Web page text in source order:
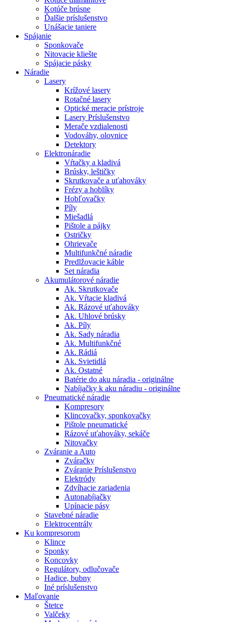
Kotúče brúsne
Ďalšie príslušenstvo
Unášacie taniere
Spájanie
Sponkovače
Nitovacie kliešte
Spájacie pásky
Náradie
Lasery
Krížové lasery
Rotačné lasery
Optické meracie prístroje
Lasery Príslušenstvo
Merače vzdialenosti
Vodováhy, olovnice
Detektory
Elektronáradie
Vŕtačky a kladivá
Brúsky, leštičky
Skrutkovače a uťahováky
Frézy a hoblíky
Hobľovačky
Píly
Miešadlá
Pištole a pájky
Ostričky
Ohrievače
Multifunkčné náradie
Predlžovacie káble
Set náradia
Akumulátorové náradie
Ak. Skrutkovače
Ak. Vŕtacie kladivá
Ak. Rázové uťahováky
Ak. Uhlové brúsky
Ak. Píly
Ak. Sady náradia
Ak. Multifunkčné
Ak. Rádiá
Ak. Svietidlá
Ak. Ostatné
Batérie do aku náradia - originálne
Nabíjačky k aku náradiu - originálne
Pneumatické náradie
Kompresory
Klincovačky, sponkovačky
Pištole pneumatické
Rázové uťahováky, sekáče
Nitovačky
Zváranie a Auto
Zváračky
Zváranie Príslušenstvo
Elektródy
Zdvíhacie zariadenia
Autonabíjačky
Upínacie pásy
Stavebné náradie
Elektrocentrály
Ku kompresorom
Klince
Sponky
Koncovky
Regulátory, odlučovače
Hadice, bubny
Iné príslušenstvo
Maľovanie
Štetce
Valčeky